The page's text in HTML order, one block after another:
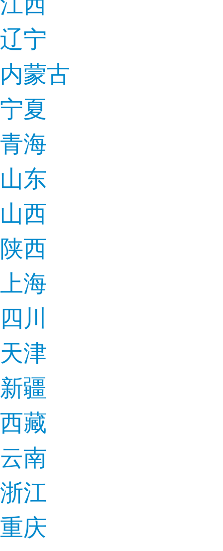
辽宁
内蒙古
宁夏
青海
山东
山西
陕西
上海
四川
天津
新疆
西藏
云南
浙江
重庆